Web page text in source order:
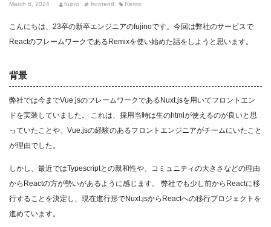
March 6, 2024 fujino frontend Remix
こんにちは、23卒の新卒エンジニアのfujinoです。今回は弊社のサービスで
ReactのフレームワークであるRemixを使い始めた話をしようと思います。
背景
弊社では今までVue.jsのフレームワークであるNuxt.jsを用いてフロントエン
ドを実装していました。 これは、採用当時は生のhtmlが使えるのが良いと思
っていたことや、Vue.jsの経験のあるフロントエンジニアがチームにいたこと
が理由でした。
しかし、最近ではTypescriptとの親和性や、コミュニティの大きさなどの理由
からReactの方が勢いがあるように感じます。 弊社でも少し前からReactに移
行することを決定し、現在進行形でNuxt.jsからReactへの移行プロジェクトを
進めています。